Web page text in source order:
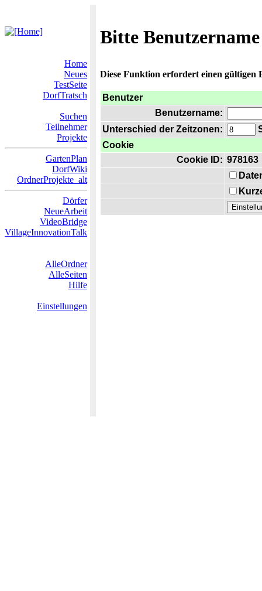
Bitte
Home
Neues
TestSeite
DorfTratsch
Suchen
Teilnehmer
Projekte
GartenPlan
DorfWiki
OrdnerProjekte_alt
Dörfer
NeueArbeit
VideoBridge
VillageInnovationTalk
AlleOrdner
AlleSeiten
Hilfe
Einstellungen
Diese Funktion erfordert einen gültigen
Benutzer
Benutzername:
Unterschied der Zeitzonen:
Cookie
Cookie ID: 978163